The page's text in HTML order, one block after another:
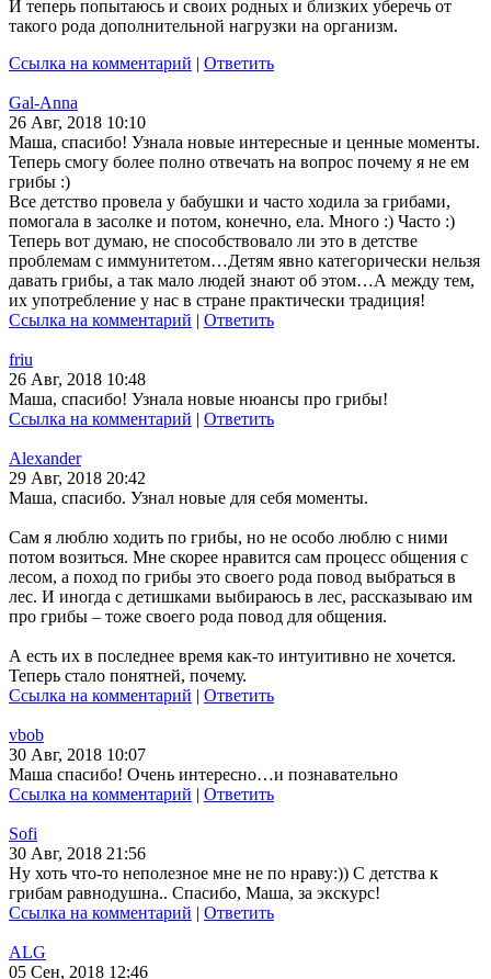
И теперь попытаюсь и своих родных и близких уберечь от
такого рода дополнительной нагрузки на организм.
Ссылка на комментарий | Ответить
Gal-Anna
26 Авг, 2018 10:10
Маша, спасибо! Узнала новые интересные и ценные моменты.
Теперь смогу более полно отвечать на вопрос почему я не ем
грибы :)
Все детство провела у бабушки и часто ходила за грибами,
помогала в засолке и потом, конечно, ела. Много :) Часто :)
Теперь вот думаю, не способствовало ли это в детстве
проблемам с иммунитетом…Детям явно категорически нельзя
давать грибы, а так мало людей знают об этом…А между тем,
их употребление у нас в стране практически традиция!
Ссылка на комментарий | Ответить
friu
26 Авг, 2018 10:48
Маша, спасибо! Узнала новые нюансы про грибы!
Ссылка на комментарий | Ответить
Alexander
29 Авг, 2018 20:42
Маша, спасибо. Узнал новые для себя моменты.
Сам я люблю ходить по грибы, но не особо люблю с ними
потом возиться. Мне скорее нравится сам процесс общения с
лесом, а поход по грибы это своего рода повод выбраться в
лес. И иногда с детишками выбираюсь в лес, рассказываю им
про грибы – тоже своего рода повод для общения.
А есть их в последнее время как-то интуитивно не хочется.
Теперь стало понятней, почему.
Ссылка на комментарий | Ответить
vbob
30 Авг, 2018 10:07
Маша спасибо! Очень интересно…и познавательно
Ссылка на комментарий | Ответить
Sofi
30 Авг, 2018 21:56
Ну хоть что-то неполезное мне не по нраву:)) С детства к
грибам равнодушна.. Спасибо, Маша, за экскурс!
Ссылка на комментарий | Ответить
ALG
05 Сен, 2018 12:46